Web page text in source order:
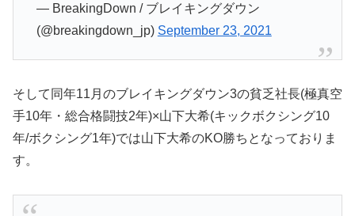
— BreakingDown / ブレイキングダウン
(@breakingdown_jp) September 23, 2021
そして同年11月のブレイキングダウン3の貧乏社長(極真空
手10年・総合格闘技2年)×山下大希(キックボクシング10
年/ボクシング1年)では山下大希のKO勝ちとなっておりま
す。